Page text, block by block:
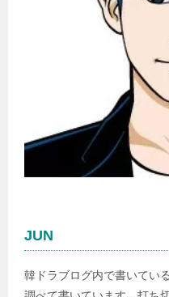
JUN
韓ドラブログ内で書いてい